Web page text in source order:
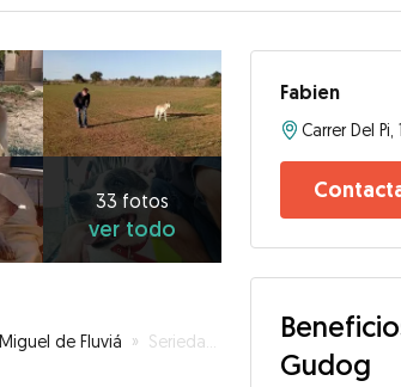
33 fotos
ver todo
de Fluviá » Seriedad y confianza antes de todo 😊
Fabien
Gudog